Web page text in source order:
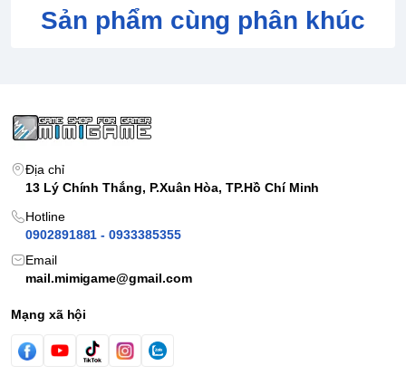
Phát hành bởi:
Số người chơi:1
Sản phẩm cùng phân khúc
Địa chỉ
13 Lý Chính Thắng, P.Xuân Hòa, TP.Hồ Chí Minh
Hotline
0902891881 - 0933385355
Email
mail.mimigame@gmail.com
Mạng xã hội